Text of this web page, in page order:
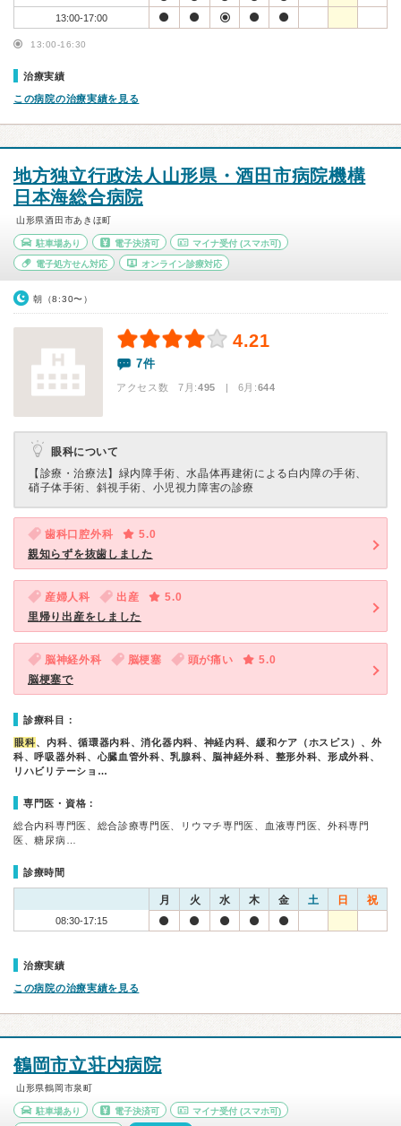
13:00-17:00
13:00-16:30
治療実績
この病院の治療実績を見る
地方独立行政法人山形県・酒田市病院機構
日本海総合病院
山形県酒田市あきほ町
駐車場あり 電子決済可 マイナ受付 (スマホ可)
電子処方せん対応 オンライン診療対応
朝（8:30〜）
4.21
7件
アクセス数 7月:495 | 6月:644
眼科について
【診療・治療法】 緑内障手術、水晶体再建術による白内障の手術、
硝子体手術、斜視手術、小児視力障害の診療
歯科口腔外科
5.0
親知らずを抜歯しました
産婦人科 出産
5.0
里帰り出産をしました
脳神経外科 脳梗塞 頭が痛い
5.0
脳梗塞で
診療科目：
眼科、内科、循環器内科、消化器内科、神経内科、緩和ケア（ホスピス）、外
科、呼吸器外科、心臓血管外科、乳腺科、脳神経外科、整形外科、形成外科、
リハビリテーショ…
専門医・資格：
総合内科専門医、総合診療専門医、リウマチ専門医、血液専門医、外科専門
医、糖尿病…
診療時間
月 火 水 木 金 土 日 祝
08:30-17:15
治療実績
この病院の治療実績を見る
鶴岡市立荘内病院
山形県鶴岡市泉町
駐車場あり 電子決済可 マイナ受付 (スマホ可)